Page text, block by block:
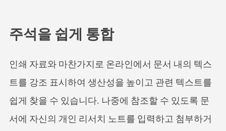
주석을 쉽게 통합
인쇄 자료와 마찬가지로 온라인에서 문서 내의 텍스
트를 강조 표시하여 생산성을 높이고 관련 텍스트를
쉽게 찾을 수 있습니다. 나중에 참조할 수 있도록 문
서에 자신의 개인 리서치 노트를 입력하고 첨부하거